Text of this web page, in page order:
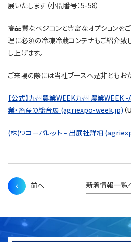
展いたします（小間番号：5-58）
高品質なベジコンと豊富なオプションを
理に必須の冷凍冷蔵コンテナもご紹介致
し上げます。
ご来場の際には当社ブースへ是非ともお
【公式】九州農業WEEK九州 農業WEEK
業・畜産の総合展 (agriexpo-week.jp) （
(株)ワコーパレット – 出展社詳細
前へ 新着情報一覧